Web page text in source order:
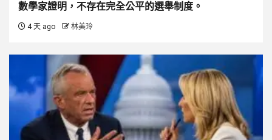
數學家證明，不存在完全公平的選舉制度。
4 天 ago 林美玲